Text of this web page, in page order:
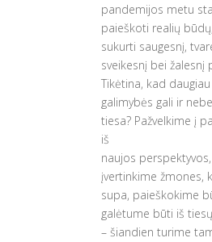
pandemijos metu
paieškoti realių
sukurti saugesnį,
sveikesnį bei žalesnį
Tikėtina, kad
galimybės gali ir
tiesa? Pažvelkime į
iš
naujos perspektyvos,
įvertinkime žmones,
supa, paieškokime
galėtume būti iš
– šiandien turime